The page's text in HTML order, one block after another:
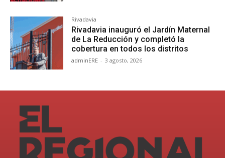
Rivadavia
Rivadavia inauguró el Jardín Maternal
de La Reducción y completó la
cobertura en todos los distritos
adminERE - 3 agosto, 2026